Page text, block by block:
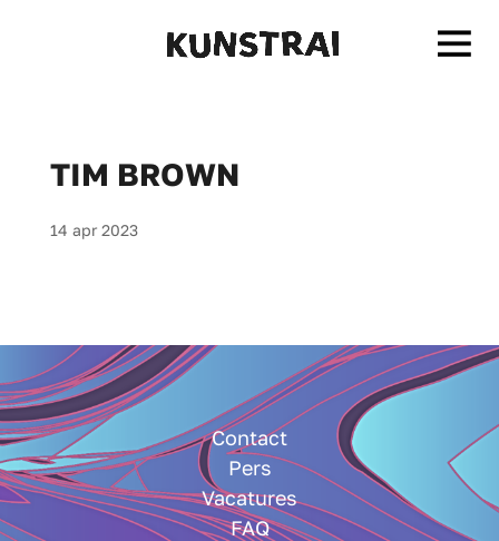
TIM BROWN
14 apr 2023
Contact
Pers
Vacatures
FAQ